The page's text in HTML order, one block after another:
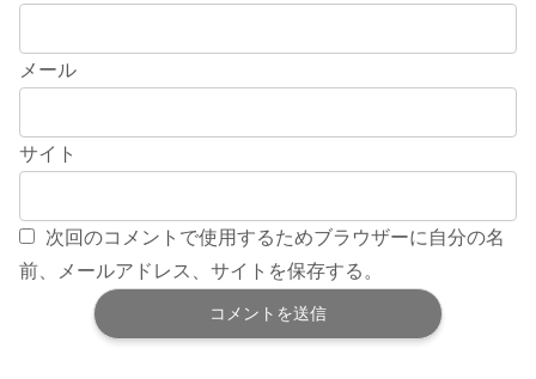
メール
サイト
次回のコメントで使用するためブラウザーに自分の名
前、メールアドレス、サイトを保存する。